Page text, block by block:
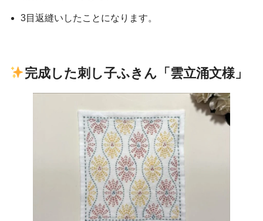
3目返縫いしたことになります。
完成した刺し子ふきん「雲立涌文様」